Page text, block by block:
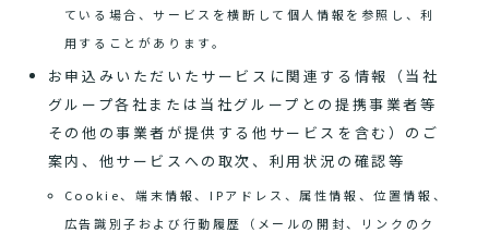
ている場合、サービスを横断して個人情報を参照し、利
用することがあります。
お申込みいただいたサービスに関連する情報（当社
グループ各社または当社グループとの提携事業者等
その他の事業者が提供する他サービスを含む）のご
案内、他サービスへの取次、利用状況の確認等
Cookie、端末情報、IPアドレス、属性情報、位置情報、
広告識別子および行動履歴（メールの開封、リンクのク